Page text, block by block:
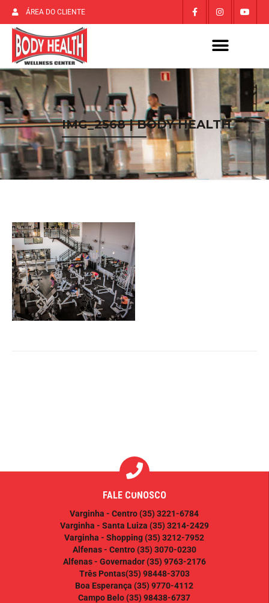
ÁREA DO CLIENTE
IMG_2568 | BODY HEALTH
FALE CONOSCO
Varginha - Centro(35) 3221-6784
Varginha - Santa Luiza (35) 3214-2429
Varginha - Shopping(35) 3212-7952
Alfenas - Centro(35) 3070-0230
Alfenas - Governador(35) 9763-2176
Três Pontas(35) 98448-3703
Boa Esperança (35) 9770-4112
Campo Belo(35) 98438-6737